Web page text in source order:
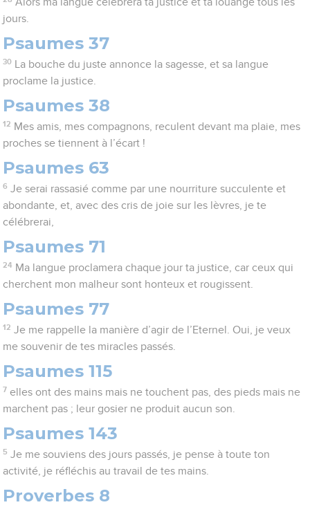
jours.
Psaumes 37
30
La bouche du juste annonce la sagesse, et sa langue
proclame la justice.
Psaumes 38
12 Mes amis, mes compagnons, reculent devant ma plaie, mes
proches se tiennent à l’écart !
Psaumes 63
6 Je serai rassasié comme par une nourriture succulente et
abondante, et, avec des cris de joie sur les lèvres, je te
célébrerai,
Psaumes 71
24 Ma langue proclamera chaque jour ta justice, car ceux qui
cherchent mon malheur sont honteux et rougissent.
Psaumes 77
12 Je me rappelle la manière d’agir de l’Eternel. Oui, je veux
me souvenir de tes miracles passés.
Psaumes 115
7 elles ont des mains mais ne touchent pas, des pieds mais ne
marchent pas ; leur gosier ne produit aucun son.
Psaumes 143
5 Je me souviens des jours passés, je pense à toute ton
activité, je réfléchis au travail de tes mains.
Proverbes 8